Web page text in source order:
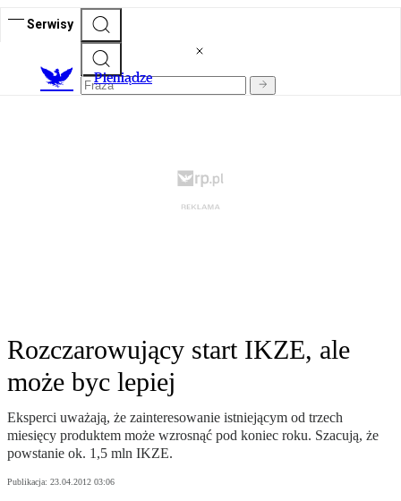
Serwisy
Pieniądze
Rozczarowujący start IKZE, ale
może byc lepiej
Eksperci uważają, że zainteresowanie istniejącym od trzech
miesięcy produktem może wzrosnąć pod koniec roku. Szacują, że
powstanie ok. 1,5 mln IKZE.
Publikacja: 23.04.2012 03:06